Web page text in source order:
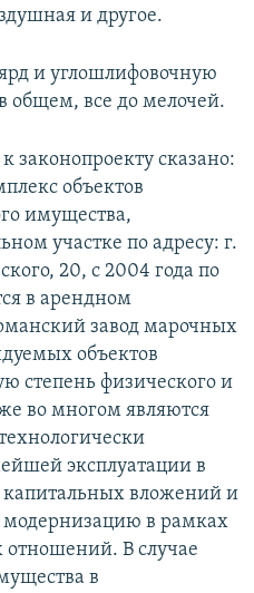
и другое.
и углошлифовочную
общем, все до мелочей.
законопроекту сказано:
объектов
имущества,
участке по адресу: г.
20, с 2004 года по
в арендном
завод марочных
объектов
степень физического и
во многом являются
эксплуатации в
капитальных вложений и
модернизацию в рамках
В случае
в